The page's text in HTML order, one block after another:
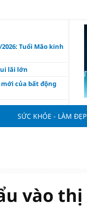
Tuổi Mão kinh
lãi lớn
của bất động
nghiệp thu
nghiệp”
báu vật của
Á
điểm từ 18
SỨC KHỎE - LÀM ĐẸP
vào thị